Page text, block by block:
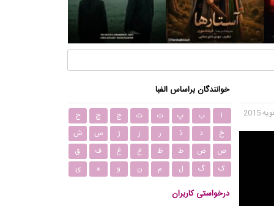
خوانندگان براساس الفبا
ا ب پ ت ث ج چ
ح
خ
د ذ ر ز ژ س
ش
ص
ض ط ظ ع غ ف
ق
ک
گ ل م ن و ه ی
درخواستی کاربران